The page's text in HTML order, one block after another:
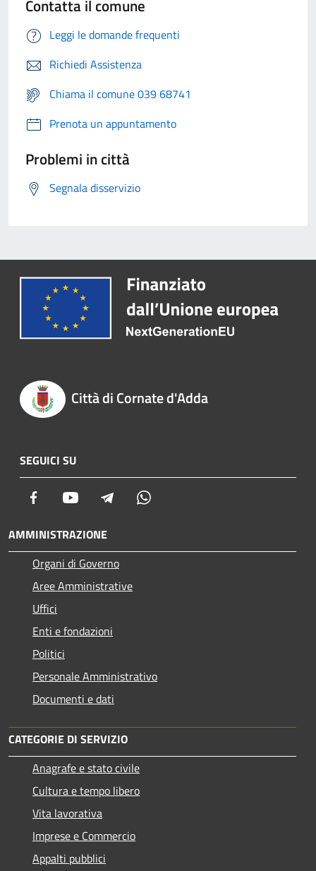
Contatta il comune
Leggi le domande frequenti
Richiedi Assistenza
Chiama il comune 039 68741
Prenota un appuntamento
Problemi in città
Segnala disservizio
Città di Cornate d'Adda
SEGUICI SU
Facebook Youtube Telegram
AMMINISTRAZIONE
Organi di Governo
Aree Amministrative
Uffici
Enti e fondazioni
Politici
Personale Amministrativo
Documenti e dati
CATEGORIE DI SERVIZIO
Anagrafe e stato civile
Cultura e tempo libero
Vita lavorativa
Imprese e Commercio
Appalti pubblici